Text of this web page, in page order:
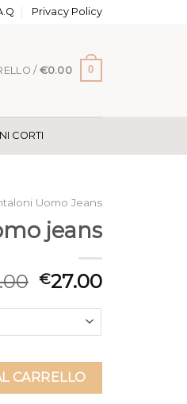
Privacy Policy
/€0.00 0
CORTI
Uomo Jeans
jeans
€27.00
CARRELLO